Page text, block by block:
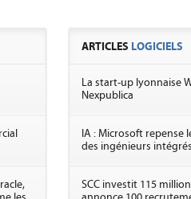
ARTICLES LOGICIELS
La start-up lyonnaise
Nexpublica
IA : Microsoft repense
des ingénieurs intégrés
SCC investit 115